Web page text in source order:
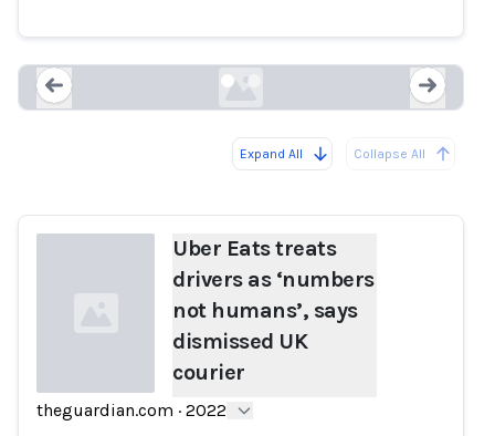
Expand All Collapse All
Uber Eats treats
drivers as ‘numbers
not humans’, says
dismissed UK
courier
theguardian.com · 2022